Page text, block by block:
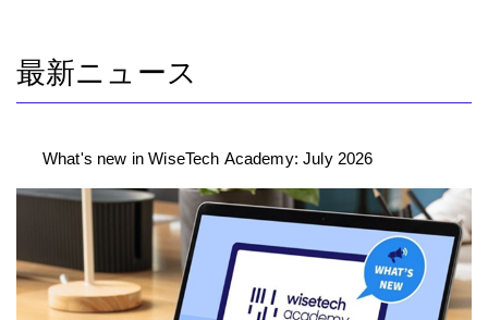
最新ニュース
What's new in WiseTech Academy: July 2026